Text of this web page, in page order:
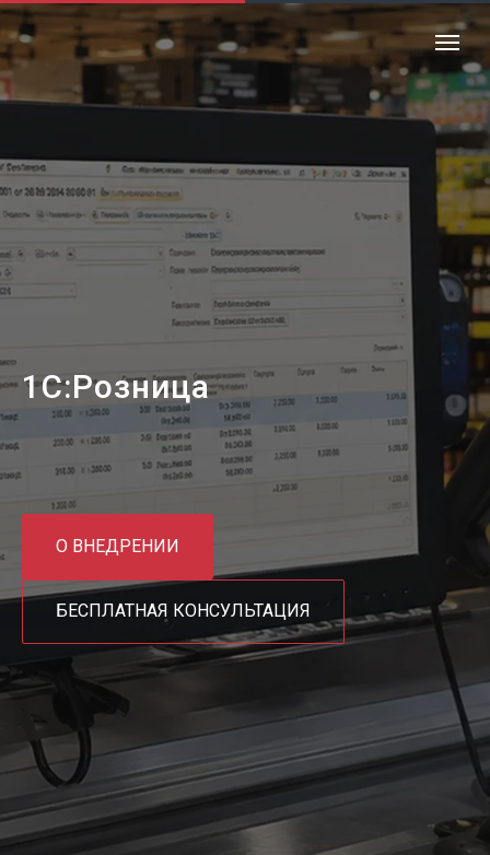
1С:Розница
О ВНЕДРЕНИИ
БЕСПЛАТНАЯ КОНСУЛЬТАЦИЯ